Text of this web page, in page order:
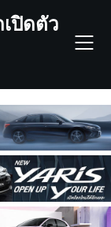
ปิดตัว